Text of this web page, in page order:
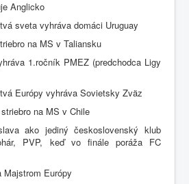
Anglicko
sveta vyhráva domáci Uruguay
na MS v Taliansku
1.ročník PMEZ (predchodca Ligy
Európy vyhráva Sovietsky Zväz
na MS v Chile
ako jediný československý klub
PVP, keď vo finále poráža FC
Majstrom Európy